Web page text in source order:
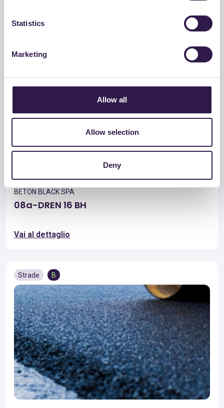
Statistics
Marketing
Allow all
Allow selection
Deny
Strade
BETON BLACK SPA
08a-DREN 16 BH
Vai al dettaglio
Strade B